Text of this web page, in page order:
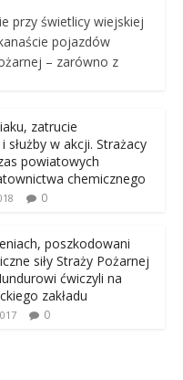
przy świetlicy wiejskiej
pojazdów
– zarówno z
zatrucie
służby w akcji. Strażacy
powiatowych
chemicznego
0
poszkodowani
siły Straży Pożarnej
ćwiczyli na
zakładu
0